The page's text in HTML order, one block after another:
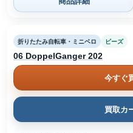
折りたたみ自転車・ミニベロ ビーズ
06 DoppelGanger 202
今すぐ
買取カ